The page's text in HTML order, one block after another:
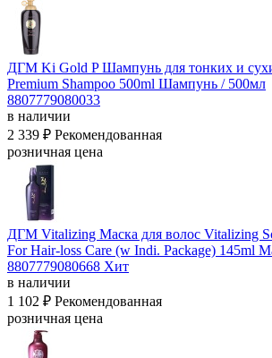
ДГМ Ki Gold P Шампунь для тонких и
Premium Shampoo 500ml Шампунь / 500мл
8807779080033
в наличии
2 339 ₽ Рекомендованная
розничная цена
ДГМ Vitalizing Маска для волос Vitalizing
For Hair-loss Care (w Indi. Package) 145ml
8807779080668 Хит
в наличии
1 102 ₽ Рекомендованная
розничная цена